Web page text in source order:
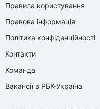
Правила користування
Правова інформація
Політика конфіденційності
Контакти
Команда
Вакансії в РБК-Україна